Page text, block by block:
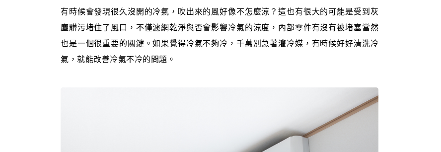
有時候會發現很久沒開的冷氣，吹出來的風好像不怎麼涼？這也有很大的可能是受到灰
塵髒污堵住了風口，不僅濾網乾淨與否會影響冷氣的涼度，內部零件有沒有被堵塞當然
也是一個很重要的關鍵。如果覺得冷氣不夠冷，千萬別急著灌冷媒，有時候好好清洗冷
氣，就能改善冷氣不冷的問題。